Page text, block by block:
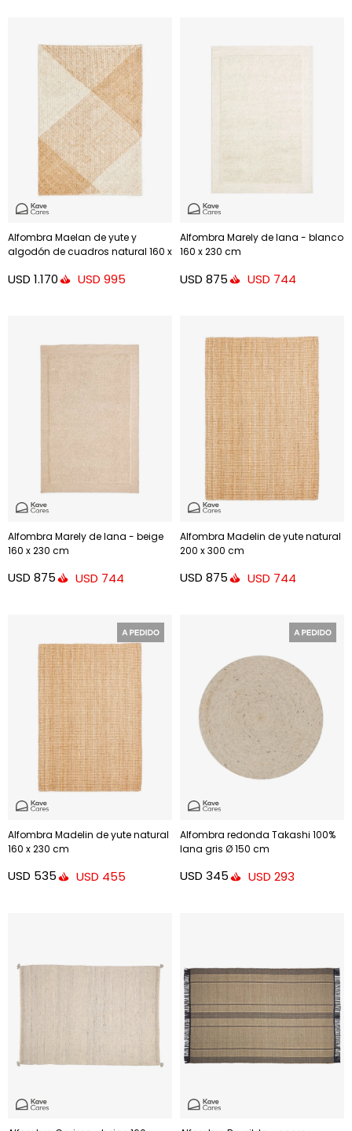
Alfombra Maelan de yute y
algodón de cuadros natural 160 x
USD 1.170 USD 995
Alfombra Marely de lana - blanco
160 x 230 cm
USD 875 USD 744
Alfombra Marely de lana - beige
160 x 230 cm
USD 875 USD 744
Alfombra Madelin de yute natural
200 x 300 cm
USD 875 USD 744
Alfombra Madelin de yute natural
160 x 230 cm
USD 535 USD 455
Alfombra redonda Takashi 100%
lana gris Ø 150 cm
USD 345 USD 293